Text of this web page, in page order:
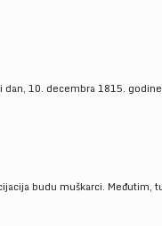
10. decembra 1815.
budu muškarci.